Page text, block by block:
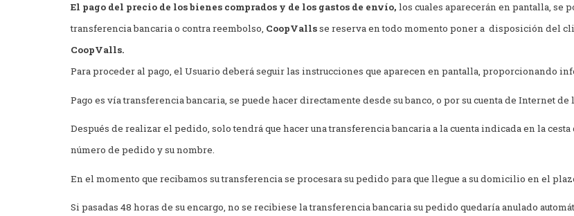
El pago del precio de los bienes comprados y de los gastos de envío, los cuales aparecerán en pantalla, se
transferencia bancaria o contra reembolso, CoopVallsse reserva en todo momento poner a disposición del
CoopValls.
Para proceder al pago, el Usuario deberá seguir las instrucciones que aparecen en pantalla, proporcionando
Pago es vía transferencia bancaria, se puede hacer directamente desde su banco, o por su cuenta de Internet de
Después de realizar el pedido, solo tendrá que hacer una transferencia bancaria a la cuenta indicada en la
número de pedido y su nombre.
En el momento que recibamos su transferencia se procesara su pedido para que llegue a su domicilio en el
Si pasadas 48 horas de su encargo, no se recibiese la transferencia bancaria su pedido quedaría anulado